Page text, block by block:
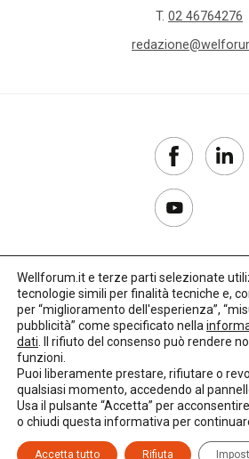
T. 02 46764276
Copyright
Privacy Policy
Credits: LO Studio
Wellforum.it e terze parti selezionate
tecnologie simili per finalità tecniche e,
per “miglioramento dell'esperienza”,
pubblicità” come specificato nella
dati . Il rifiuto del consenso può rendere
funzioni.
Puoi liberamente prestare, rifiutare o
qualsiasi momento, accedendo al
Usa il pulsante “Accetta” per
o chiudi questa informativa per
Accetta tutto Rifiuta